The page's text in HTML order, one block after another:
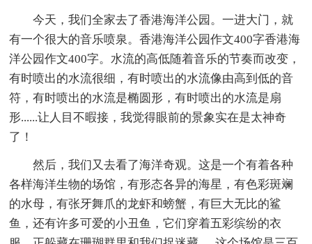
今天，我们全家去了香港海洋公园。一进大门，就
有一个很大的音乐喷泉。香港海洋公园作文400字香港海
洋公园作文400字。水流的高低随着音乐的节奏而改变，
有时喷出的水流很细，有时喷出的水流像由高到低的音
符，有时喷出的水流是椭圆形，有时喷出的水流是扇
形......让人目不暇接，我觉得眼前的景象实在是太神奇
了！
然后，我们又去看了海洋奇观。这是一个有着各种
各样海洋生物的场馆，有形态各异的海星，有色彩斑斓
的水母，有张牙舞爪的龙虾和螃蟹，有巨大无比的鲨
鱼，还有许多可爱的小丑鱼，它们穿着五彩缤纷的衣